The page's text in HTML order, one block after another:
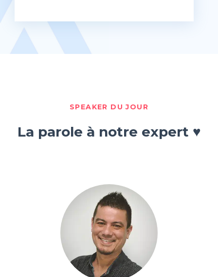
SPEAKER DU JOUR
La parole à notre expert ♥